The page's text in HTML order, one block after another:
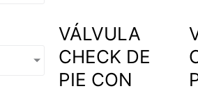
VÁLVULA
CHECK DE
PIE CON